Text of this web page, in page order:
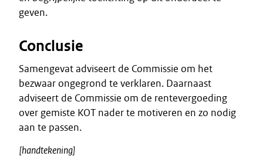
geven.
Conclusie
Samengevat adviseert de Commissie om het
bezwaar ongegrond te verklaren. Daarnaast
adviseert de Commissie om de rentevergoeding
over gemiste KOT nader te motiveren en zo nodig
aan te passen.
[handtekening]